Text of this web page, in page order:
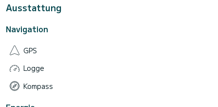
Ausstattung
Navigation
GPS
Logge
Kompass